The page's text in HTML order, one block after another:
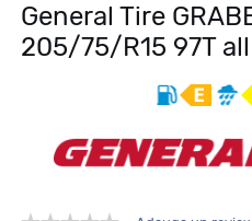
General Tire
205/75/R15 97T